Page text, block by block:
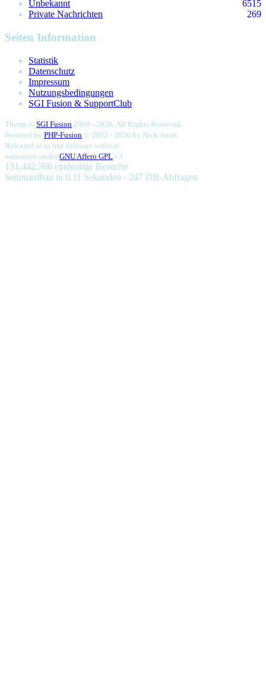
Unbekannt
6515
Private Nachrichten
269
Seiten Information
Statistik
Datenschutz
Impressum
Nutzungsbedingungen
SGI Fusion & SupportClub
Theme © SGI Fusion 2008 - 2026. All Rights Reserved.
Powered by PHP-Fusion © 2002 - 2026 by Nick Jones.
Released as as free software without
warranties under GNU Affero GPL v3.
131,442,566 eindeutige Besuche
Seitenaufbau in 0.11 Sekunden - 247 DB-Abfragen